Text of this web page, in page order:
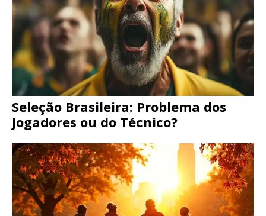
Seleção Brasileira: Problema dos
Jogadores ou do Técnico?